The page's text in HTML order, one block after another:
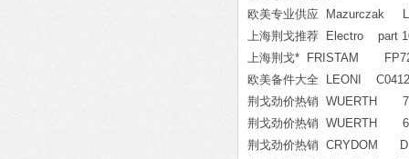
欧美专业供应 Mazurczak
上海荆戈推荐 Electro part
上海荆戈* FRISTAM
欧美备件大全 LEONI
荆戈劲价热销 WUERTH
荆戈劲价热销 WUERTH
荆戈劲价热销 CRYDOM